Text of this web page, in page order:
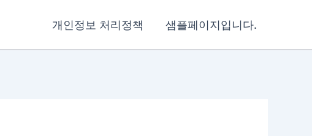
개인정보 처리정책 샘플페이지입니다.